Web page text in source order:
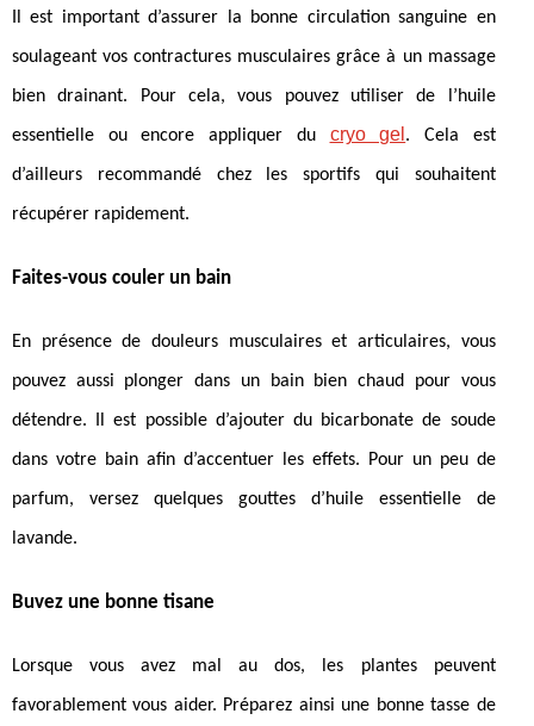
Il est important d’assurer la bonne circulation sanguine en
soulageant vos contractures musculaires grâce à un massage
bien drainant. Pour cela, vous pouvez utiliser de l’huile
essentielle ou encore appliquer du cryo gel . Cela est
d’ailleurs recommandé chez les sportifs qui souhaitent
récupérer rapidement.
Faites-vous couler un bain
En présence de douleurs musculaires et articulaires, vous
pouvez aussi plonger dans un bain bien chaud pour vous
détendre. Il est possible d’ajouter du bicarbonate de soude
dans votre bain afin d’accentuer les effets. Pour un peu de
parfum, versez quelques gouttes d’huile essentielle de
lavande.
Buvez une bonne tisane
Lorsque vous avez mal au dos, les plantes peuvent
favorablement vous aider. Préparez ainsi une bonne tasse de